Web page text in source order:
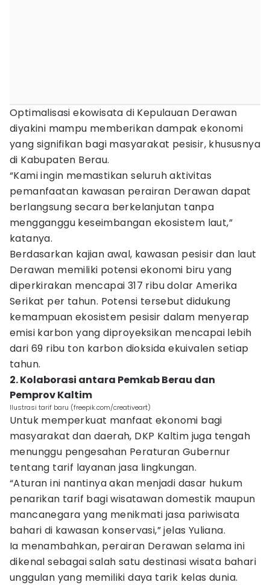
Optimalisasi ekowisata di Kepulauan Derawan
diyakini mampu memberikan dampak ekonomi
yang signifikan bagi masyarakat pesisir, khususnya
di Kabupaten Berau.
“Kami ingin memastikan seluruh aktivitas
pemanfaatan kawasan perairan Derawan dapat
berlangsung secara berkelanjutan tanpa
mengganggu keseimbangan ekosistem laut,”
katanya.
Berdasarkan kajian awal, kawasan pesisir dan laut
Derawan memiliki potensi ekonomi biru yang
diperkirakan mencapai 317 ribu dolar Amerika
Serikat per tahun. Potensi tersebut didukung
kemampuan ekosistem pesisir dalam menyerap
emisi karbon yang diproyeksikan mencapai lebih
dari 69 ribu ton karbon dioksida ekuivalen setiap
tahun.
2. Kolaborasi antara Pemkab Berau dan
Pemprov Kaltim
Ilustrasi tarif baru (freepik.com/creativeart)
Untuk memperkuat manfaat ekonomi bagi
masyarakat dan daerah, DKP Kaltim juga tengah
menunggu pengesahan Peraturan Gubernur
tentang tarif layanan jasa lingkungan.
“Aturan ini nantinya akan menjadi dasar hukum
penarikan tarif bagi wisatawan domestik maupun
mancanegara yang menikmati jasa pariwisata
bahari di kawasan konservasi,” jelas Yuliana.
Ia menambahkan, perairan Derawan selama ini
dikenal sebagai salah satu destinasi wisata bahari
unggulan yang memiliki daya tarik kelas dunia.